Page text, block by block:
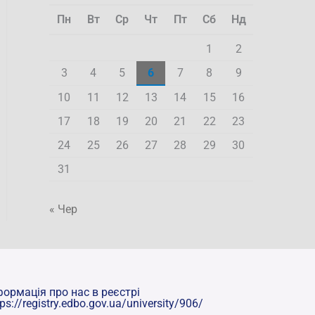
Пн Вт Ср Чт Пт Сб Нд
1
2
3
4 5 6 7 8
9
10
11 12 13 14 15
16
17
18 19 20 21 22
23
24
25 26 27 28 29
30
31
« Чер
про нас в реєстрі
registry.edbo.gov.ua/university/906/